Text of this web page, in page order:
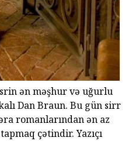
ən məşhur və uğurlu
Dan Braun. Bu gün sirr
romanlarından ən az
çətindir. Yazıçı